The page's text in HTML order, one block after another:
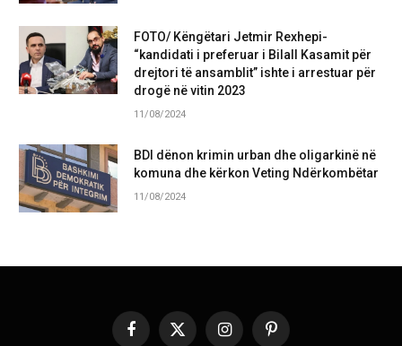
FOTO/ Këngëtari Jetmir Rexhepi-
“kandidati i preferuar i Bilall Kasamit për
drejtori të ansamblit” ishte i arrestuar për
drogë në vitin 2023
11/08/2024
BDI dënon krimin urban dhe oligarkinë në
komuna dhe kërkon Veting Ndërkombëtar
11/08/2024
Facebook
X InstagramPinterest